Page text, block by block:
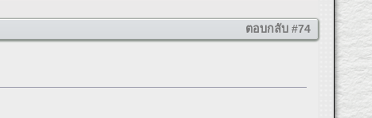
ตอบกลับ #74